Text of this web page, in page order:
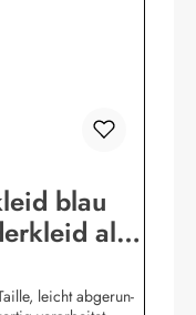
blau
alle
leicht abgerun-